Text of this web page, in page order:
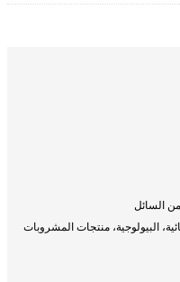
السائل
البيولوجية، منتجات المشروبات